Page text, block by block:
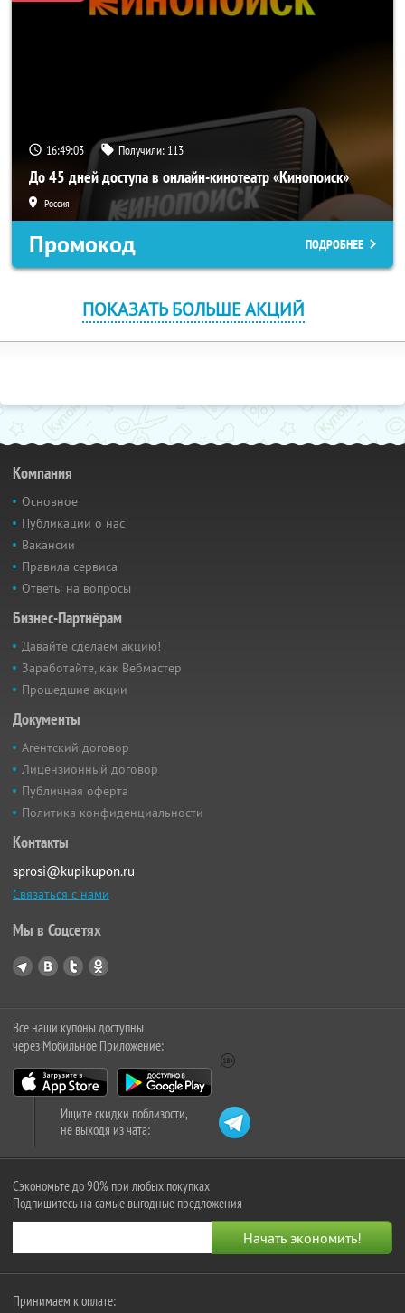
16:49:03 Получили: 113
До 45 дней доступа в онлайн-кинотеатр «Кинопоиск»
Россия
Промокод ПОДРОБНЕЕ
ПОКАЗАТЬ БОЛЬШЕ АКЦИЙ
Компания
Основное
Публикации о нас
Вакансии
Правила сервиса
Ответы на вопросы
Бизнес-Партнёрам
Давайте сделаем акцию!
Заработайте, как Вебмастер
Прошедшие акции
Документы
Агентский договор
Лицензионный договор
Публичная оферта
Политика конфиденциальности
Контакты
sprosi@kupikupon.ru
Связаться с нами
Мы в Соцсетях
Все наши купоны доступны
через Мобильное Приложение:
Ищите скидки поблизости,
не выходя из чата:
Сэкономьте до 90% при любых покупках
Подпишитесь на самые выгодные предложения
Принимаем к оплате: